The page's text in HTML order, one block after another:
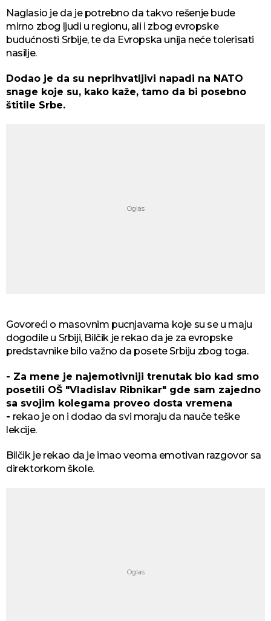
Naglasio je da je potrebno da takvo rešenje bude
mirno zbog ljudi u regionu, ali i zbog evropske
budućnosti Srbije, te da Evropska unija neće tolerisati
nasilje.
Dodao je da su neprihvatljivi napadi na NATO
snage koje su, kako kaže, tamo da bi posebno
štitile Srbe.
Govoreći o masovnim pucnjavama koje su se u maju
dogodile u Srbiji, Bilčik je rekao da je za evropske
predstavnike bilo važno da posete Srbiju zbog toga.
- Za mene je najemotivniji trenutak bio kad smo
posetili OŠ "Vladislav Ribnikar" gde sam zajedno
sa svojim kolegama proveo dosta vremena
- rekao je on i dodao da svi moraju da nauče teške
lekcije.
Bilčik je rekao da je imao veoma emotivan razgovor sa
direktorkom škole.